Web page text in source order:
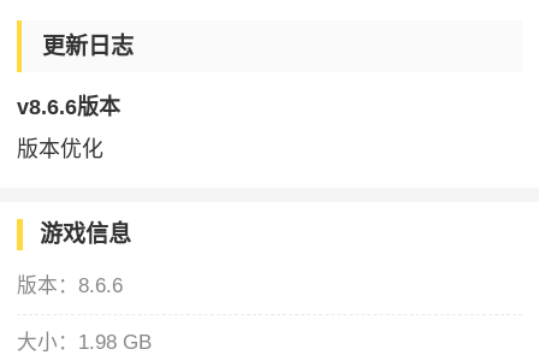
更新日志
v8.6.6版本
版本优化
游戏信息
版本：8.6.6
大小： 1.98 GB